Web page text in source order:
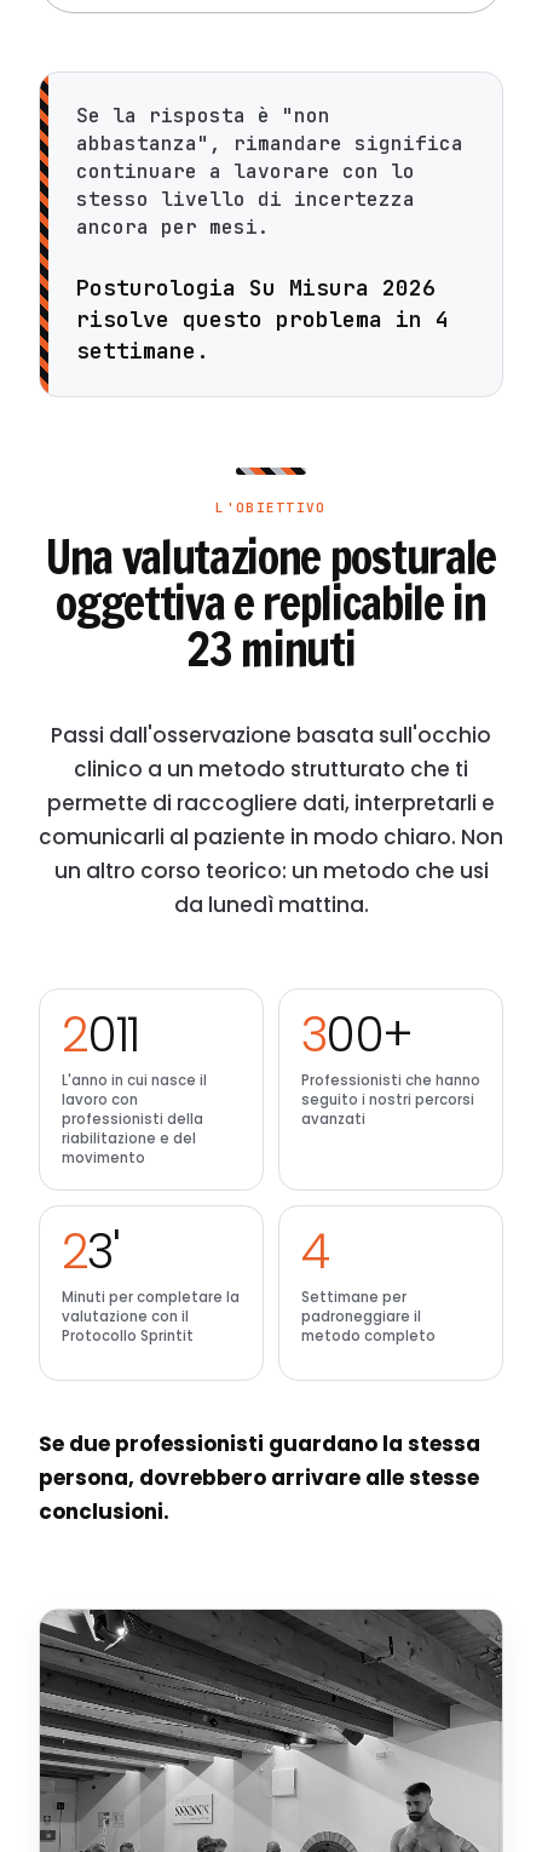
Se la risposta è "non
abbastanza", rimandare significa
continuare a lavorare con lo
stesso livello di incertezza
ancora per mesi.
Posturologia Su Misura 2026
risolve questo problema in 4
settimane.
L'OBIETTIVO
Una valutazione posturale
oggettiva e replicabile in
23 minuti
Passi dall'osservazione basata sull'occhio
clinico a un metodo strutturato che ti
permette di raccogliere dati, interpretarli e
comunicarli al paziente in modo chiaro. Non
un altro corso teorico: un metodo che usi
da lunedì mattina.
2011
L'anno in cui nasce il
lavoro con
professionisti della
riabilitazione e del
movimento
300+
Professionisti che hanno
seguito i nostri percorsi
avanzati
23'
Minuti per completare la
valutazione con il
Protocollo Sprintit
4
Settimane per
padroneggiare il
metodo completo
Se due professionisti guardano la stessa
persona, dovrebbero arrivare alle stesse
conclusioni.